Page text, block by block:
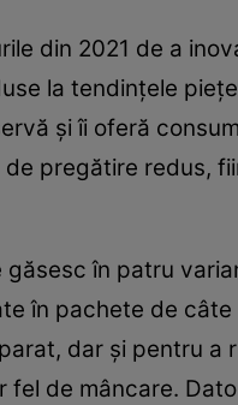
din 2021 de a
la tendinţele
şi îi oferă
pregătire redus,
găsesc în patru
în pachete de
dar şi pentru
fel de mâncare.